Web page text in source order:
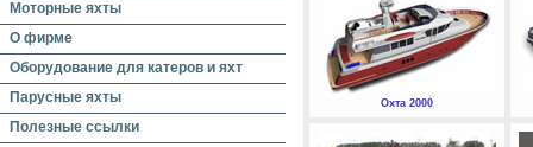
Моторные яхты
О фирме
Оборудование для катеров и яхт
Парусные яхты
Полезные ссылки
Охта 2000